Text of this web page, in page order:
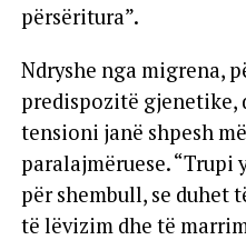
përsëritura”.
Ndryshe nga migrena,
predispozitë gjenetike,
tensioni janë shpesh
paralajmëruese. “Trupi
për shembull, se duhet
të lëvizim dhe të